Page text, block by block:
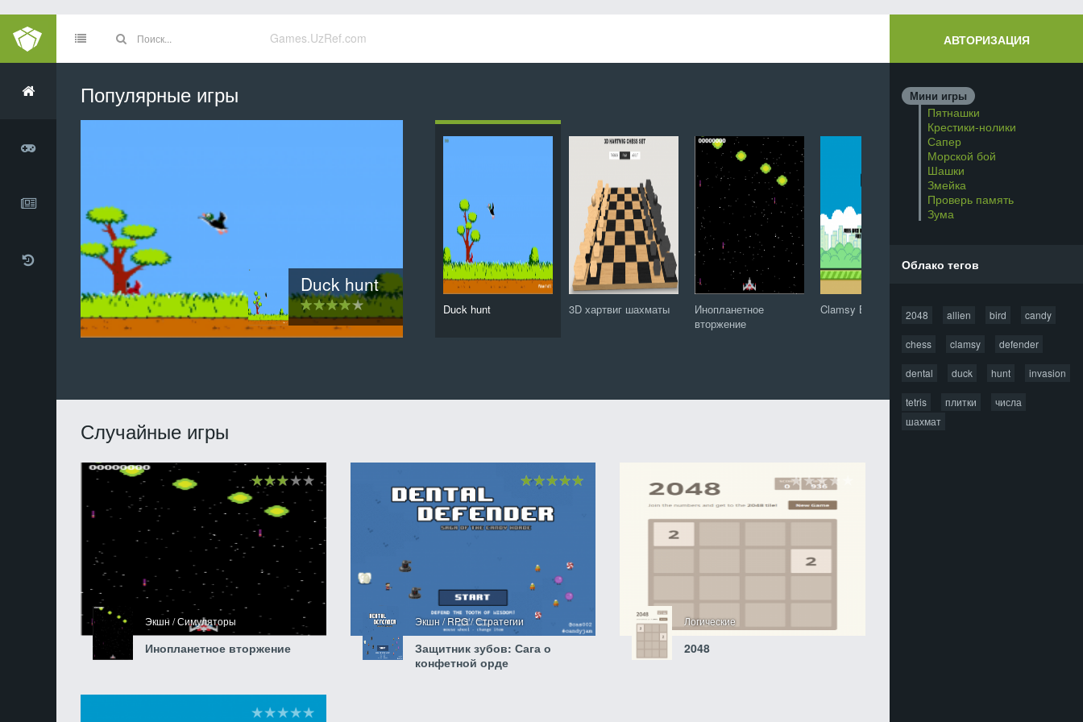
АВТОРИЗАЦИЯ
Games.UzRef.com
Популярные игры
Duck hunt
3D хартвиг шахматы
Инопланетное вторжение
Clamsy Bird
Защитник зубов: Сага о конфетной орде
2048
Тетрис
Duck hunt 3D хартвиг шахматы
Инопланетное
вторжение
Clamsy Bird
Защитник зубов: Сага
о конфетной орде
Случайные игры
Экшн / Симуляторы
Инопланетное вторжение
Экшн / RPG / Стратегии
Защитник зубов: Сага о
конфетной орде
Логические
2048
Мини игры
Пятнашки
Крестики-нолики
Сапер
Морской бой
Шашки
Змейка
Проверь память
Зума
Облако тегов
2048 allien bird candy
chess clamsy defender
dental duck hunt invasion
tetris плитки
числа
шахмат